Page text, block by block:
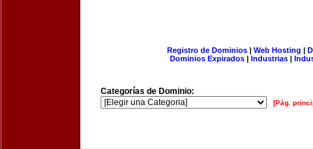
Registro de Dominios| Web Hosting |
Dominios Expirados | Industrias |
Categorías de Dominio:
[Pág.